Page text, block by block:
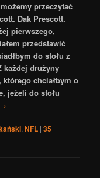
przeczytać
Dak Prescott.
pierwszego,
przedstawić
do stołu z
każdej drużyny
chciałbym o
jeżeli do stołu
→
,NFL |35